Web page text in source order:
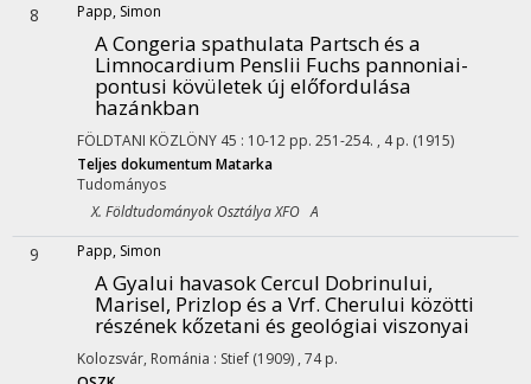
8 Papp, Simon
A Congeria spathulata Partsch és a
Limnocardium Penslii Fuchs pannoniai-
pontusi kövületek új előfordulása
hazánkban
FÖLDTANI KÖZLÖNY 45 : 10-12 pp. 251-254. , 4 p. (1915)
Teljes dokumentumMatarka
Tudományos
X. Földtudományok Osztálya XFO A
9 Papp, Simon
A Gyalui havasok Cercul Dobrinului,
Marisel, Prizlop és a Vrf. Cherului közötti
részének kőzetani és geológiai viszonyai
Kolozsvár, Románia : Stief (1909) , 74 p.